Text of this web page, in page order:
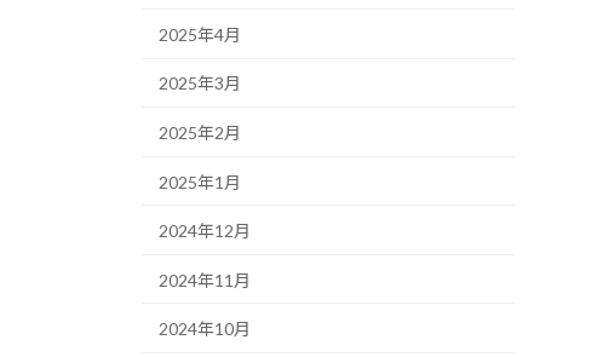
2025年4月
2025年3月
2025年2月
2025年1月
2024年12月
2024年11月
2024年10月